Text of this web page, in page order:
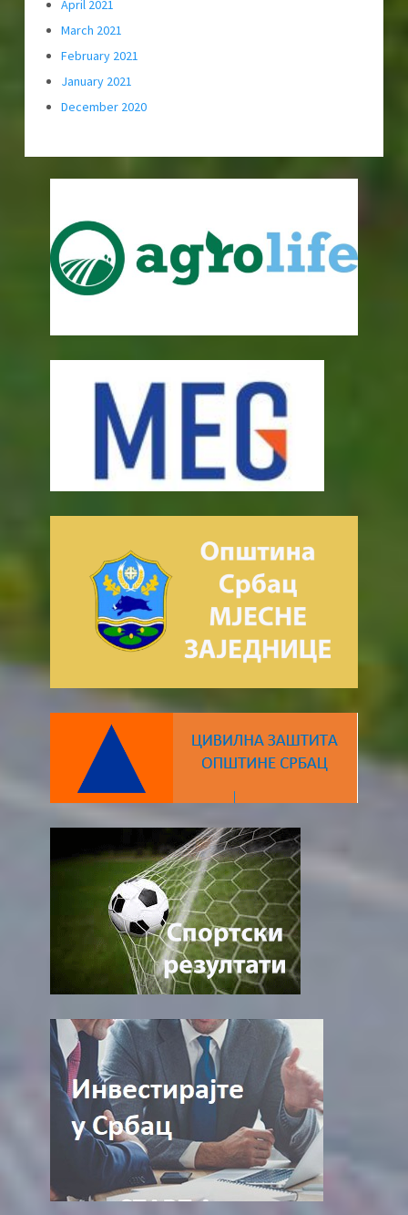
April 2021
March 2021
February 2021
January 2021
December 2020